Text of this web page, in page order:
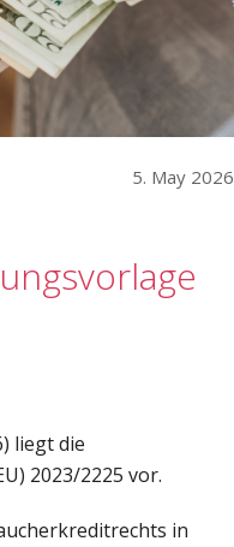
5. May 2026
liegt die
2023/2225 vor.
in